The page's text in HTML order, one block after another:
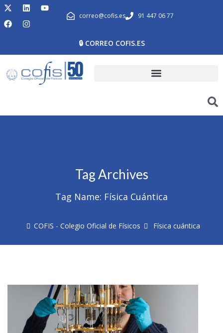
correo@cofis.es 91 447 06 77
🔒 CORREO COFIS.ES
Tag Archives
Tag Name: Física Cuántica
COFIS - Colegio Oficial de Físicos Física cuántica